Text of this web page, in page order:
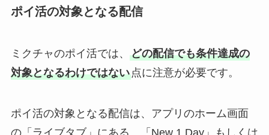
ポイ活の対象となる配信
ミクチャのポイ活では、 どの配信でも条件達成の
対象となるわけではない点に注意が必要です。
ポイ活の対象となる配信は、アプリのホーム画面
の「ライブタブ」にある、「New 1 Day」もしくは